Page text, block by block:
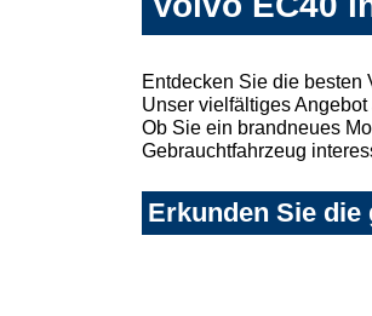
Entdecken Sie die besten
Unser vielfältiges
Ob Sie ein brandneues
Gebrauchtfahrzeug
Erkunden Sie die